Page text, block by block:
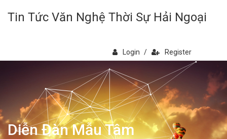
Tin Tức Văn Nghệ Thời Sự Hải Ngoại
Login / Register
Diễn Đàn Mẫu Tâm